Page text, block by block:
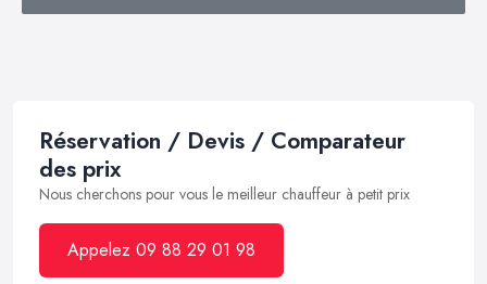
Réservation / Devis / Comparateur
des prix
Nous cherchons pour vous le meilleur chauffeur à petit prix
Appelez 09 88 29 01 98